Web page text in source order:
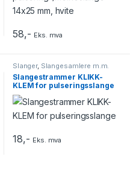
58,- Eks. mva
Slanger, Slangesamlere m.m.
Slangestrammer KLIKK-
KLEM for pulseringsslange
18,- Eks. mva